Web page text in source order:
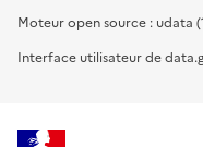
Moteur open source : udata
Interface utilisateur de